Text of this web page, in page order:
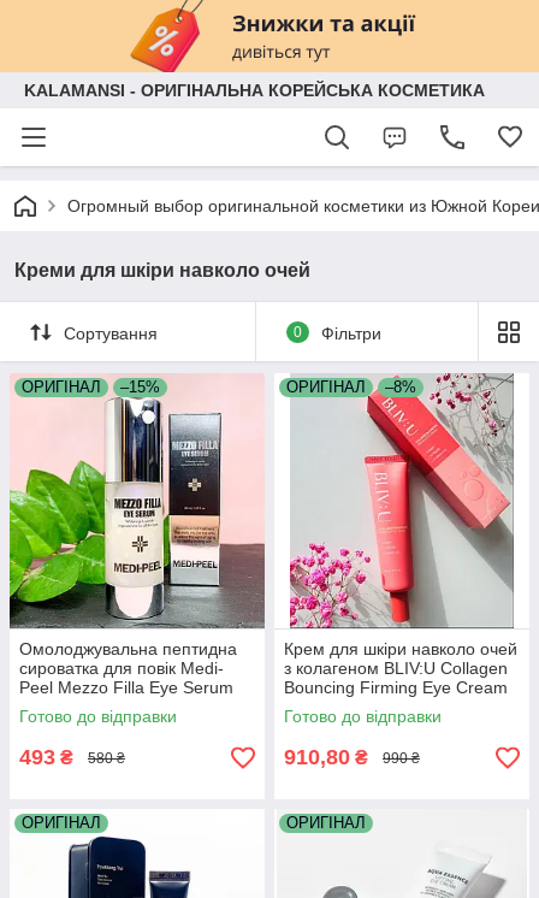
KALAMANSI - ОРИГІНАЛЬНА КОРЕЙСЬКА КОСМЕТИКА
Огромный выбор оригинальной косметики из Южной
Креми для шкіри навколо очей
Сортування 0 Фільтри
ОРИГІНАЛ –15%
Омолоджувальна пептидна
сироватка для повік Medi-
Peel Mezzo Filla Eye Serum
30 мл
Готово до відправки
493 ₴ 580 ₴
ОРИГІНАЛ –8%
Крем для шкіри навколо очей
з колагеном BLIV:U Collagen
Bouncing Firming Eye Cream
30 ml
Готово до відправки
910,80 ₴ 990 ₴
ОРИГІНАЛ ОРИГІНАЛ